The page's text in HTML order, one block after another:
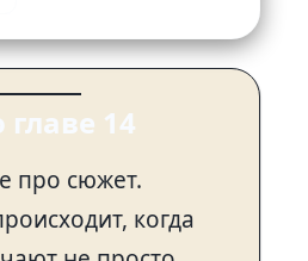
14
про сюжет.
когда